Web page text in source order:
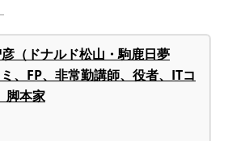
（ドナルド松山・駒鹿日夢
、FP、非常勤講師、役者、ITコ
脚本家